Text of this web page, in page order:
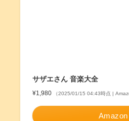
サザエさん 音楽大全
¥1,980 （2025/01/15 04:43時点 |
Amazon